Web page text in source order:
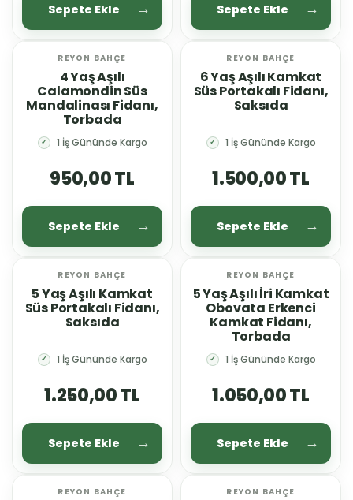
Sepete Ekle Sepete Ekle
REYON BAHÇE
4 Yaş Aşılı
Calamondin Süs
Mandalinası Fidanı,
Torbada
✓ 1 İş Gününde Kargo
950,00 TL
Sepete Ekle
REYON BAHÇE
6 Yaş Aşılı Kamkat
Süs Portakalı Fidanı,
Saksıda
✓ 1 İş Gününde Kargo
1.500,00 TL
Sepete Ekle
REYON BAHÇE
5 Yaş Aşılı Kamkat
Süs Portakalı Fidanı,
Saksıda
✓ 1 İş Gününde Kargo
1.250,00 TL
Sepete Ekle
REYON BAHÇE
5 Yaş Aşılı İri Kamkat
Obovata Erkenci
Kamkat Fidanı,
Torbada
✓ 1 İş Gününde Kargo
1.050,00 TL
Sepete Ekle
REYON BAHÇE REYON BAHÇE